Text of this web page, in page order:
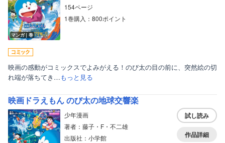
マンガ｜巻
154ページ
1巻購入：800ポイント
映画の感動がコミックスでよみがえる！のび太の目の前に、突然絵の切
れ端が落ちてき…もっと見る
映画ドラえもん のび太の地球交響楽
少年漫画
著者：藤子・F・不二雄
出版社：小学館
試し読み
作品詳細